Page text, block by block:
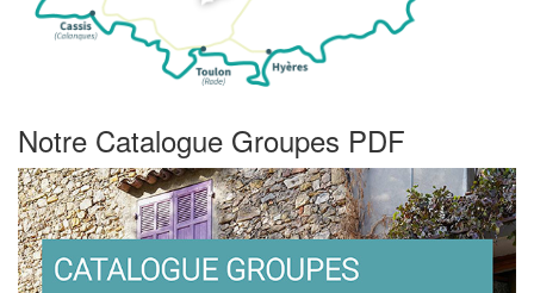
Notre Catalogue Groupes PDF